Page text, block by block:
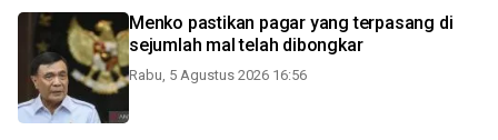
Menko pastikan pagar yang terpasang di
sejumlah mal telah dibongkar
Rabu, 5 Agustus 2026 16:56